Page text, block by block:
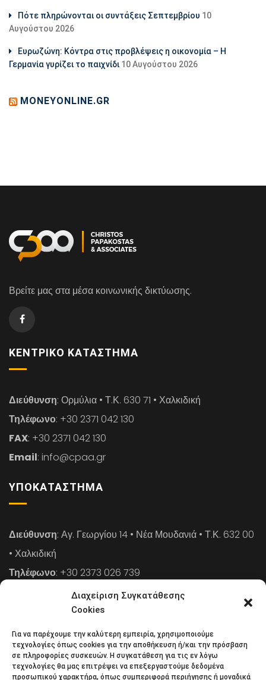
Διαχείριση Συγκατάθεσης
Cookies
Για να παρέχουμε την καλύτερη εμπειρία, χρησιμοποιούμε
τεχνολογίες όπως cookies για την αποθήκευση ή/και την πρόσβαση
σε πληροφορίες συσκευών. Η συγκατάθεση για τις εν λόγω
τεχνολογίες θα μας επιτρέψει να επεξεργαστούμε δεδομένα
προσωπικού χαρακτήρα, όπως συμπεριφορά περιήγησης ή μοναδικά
Πότε πληρώνονται οι συντάξεις Σεπτεμβρίου 10
Αυγούστου 2026
Ευρωζώνη: Κόντρα στις προβλέψεις η οικονομία – Η
Γερμανία γυρίζει το παιχνίδι 10 Αυγούστου 2026
MONEYONLINE.GR
Βρείτε μας στα μέσα κοινωνικής δικτύωσης.
ΚΕΝΤΡΙΚΌ ΚΑΤΆΣΤΗΜΑ
Διεύθυνση: Ορμύλια • Τ.Κ. 630 71 • Χαλκιδική
Τηλέφωνο: +30 2371 042 130
FAX: +30 2371 042 130
Email: info@cpaa.gr
ΥΠΟΚΑΤΆΣΤΗΜΑ
Διεύθυνση: Αγ. Γεωργίου 14 • Νέα Μουδανιά • Τ.Κ. 632 00
• Χαλκιδική
Τηλέφωνο: +30 2373 026 739
: +30 2373 026 739
: info@cpaa.gr
NEWSLETTER